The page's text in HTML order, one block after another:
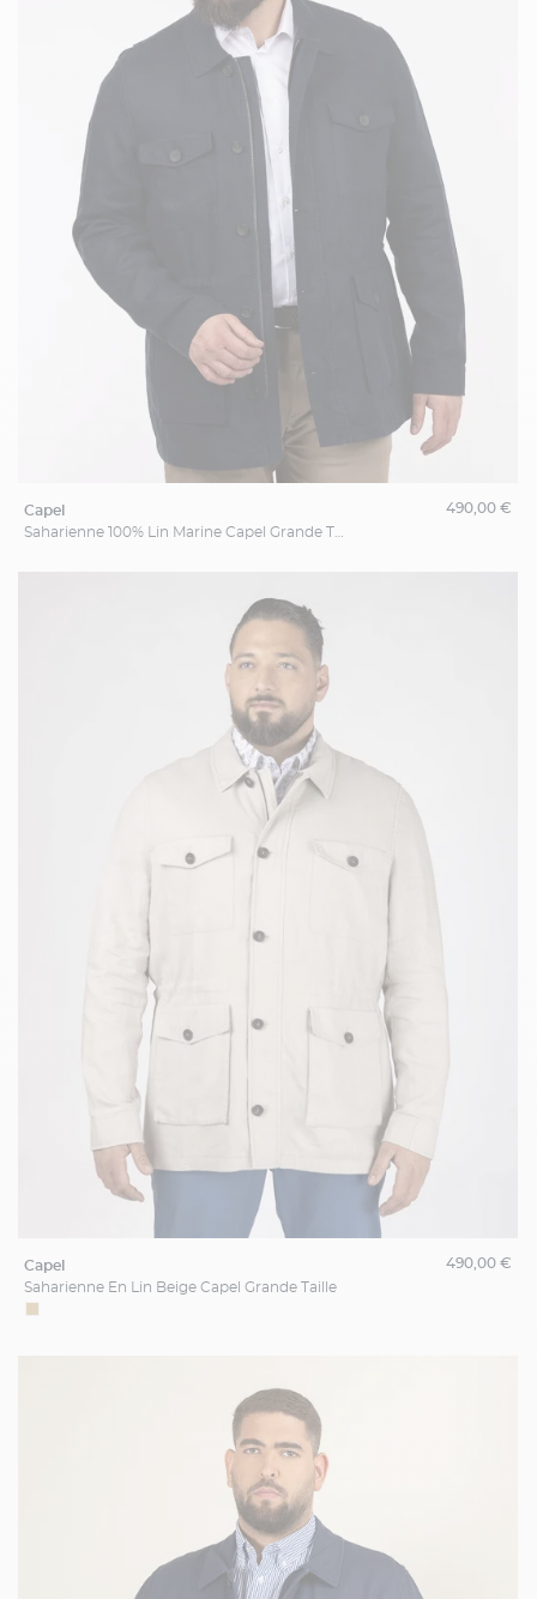
capel
490,00 €
capel
Saharienne En Lin Beige Capel Grande Taille
490,00 €